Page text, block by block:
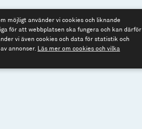
möjligt använder vi cookies och liknande
för att webbplatsen ska fungera och kan därför
vi även cookies och data för statistik och
annonser. Läs mer om cookies och vilka